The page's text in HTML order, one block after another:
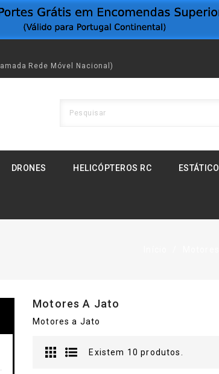
Rede Móvel Nacional)
DRONES HELICÓPTEROS RC ESTÁTICO
Motores A Jato
Motores a Jato
Existem 10 produtos.